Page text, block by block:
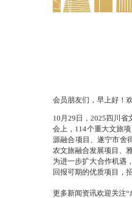
会员朋友们，早上好！
10月29日，2025四川省
会上，114个重大文旅
源融合项目、遂宁市舍
农文旅融合发展项目、
为进一步扩大合作机遇
回报可期的优质项目，
更多新闻资讯欢迎关注“